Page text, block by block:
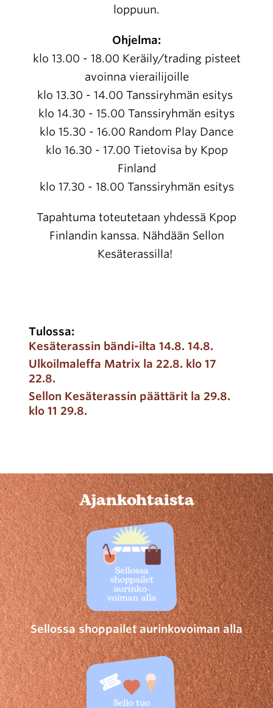
loppuun.
Ohjelma:
klo 13.00 - 18.00 Keräily/trading pisteet
avoinna vierailijoille
klo 13.30 - 14.00 Tanssiryhmän esitys
klo 14.30 - 15.00 Tanssiryhmän esitys
klo 15.30 - 16.00 Random Play Dance
klo 16.30 - 17.00 Tietovisa by Kpop
Finland
klo 17.30 - 18.00 Tanssiryhmän esitys
Tapahtuma toteutetaan yhdessä Kpop
Finlandin kanssa. Nähdään Sellon
Kesäterassilla!
Tulossa:
Kesäterassin bändi-ilta 14.8. 14.8.
Ulkoilmaleffa Matrix la 22.8. klo 17
22.8.
Sellon Kesäterassin päättärit la 29.8.
klo 11 29.8.
Ajankohtaista
Sellossa shoppailet aurinkovoiman alla